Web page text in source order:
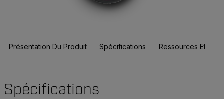
Présentation Du Produit Spécifications Ressources Et
Spécifications